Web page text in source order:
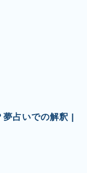
占いでの解釈 |